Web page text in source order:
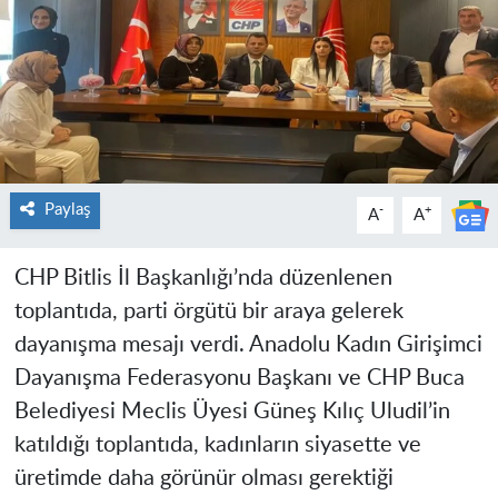
Paylaş A- A+
CHP Bitlis İl Başkanlığı’nda düzenlenen
toplantıda, parti örgütü bir araya gelerek
dayanışma mesajı verdi. Anadolu Kadın Girişimci
Dayanışma Federasyonu Başkanı ve CHP Buca
Belediyesi Meclis Üyesi Güneş Kılıç Uludil’in
katıldığı toplantıda, kadınların siyasette ve
üretimde daha görünür olması gerektiği